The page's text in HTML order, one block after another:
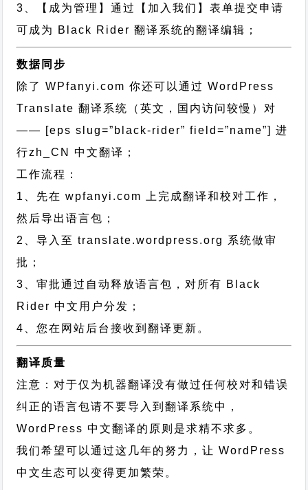
3、【成为管理】通过【加入我们】表单提交申请
可成为 Black Rider 翻译系统的翻译编辑；
数据同步
除了 WPfanyi.com 你还可以通过WordPress
Translate 翻译系统（英文，国内访问较慢）对
—— [eps slug=”black-rider” field=”name”]进
行zh_CN
中文翻译；
工作流程：
1、先在 wpfanyi.com 上完成翻译和校对工作，
然后导出语言包；
2、导入至 translate.wordpress.org 系统做审
批；
3、审批通过自动释放语言包，对所有 Black
Rider 中文用户分发；
4、您在网站后台接收到翻译更新。
翻译质量
注意：对于仅为机器翻译没有做过任何校对和错误
纠正的语言包请不要导入到翻译系统中，
WordPress 中文翻译的原则 是求精不求多。
我们希望可以通过这几年的努力，让 WordPress
中文生态可以变得更加繁荣。